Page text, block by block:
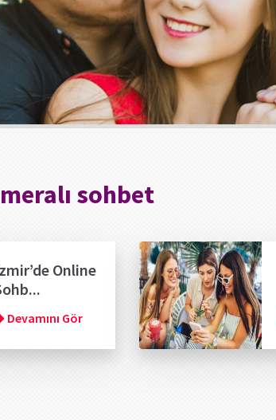
sohbet
Online
Devamını Gör